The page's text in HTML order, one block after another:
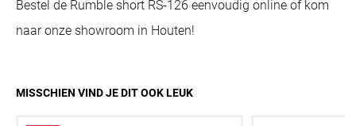
Bestel de Rumble short RS-126 eenvoudig online of kom
naar onze showroom in Houten!
MISSCHIEN VIND JE DIT OOK LEUK